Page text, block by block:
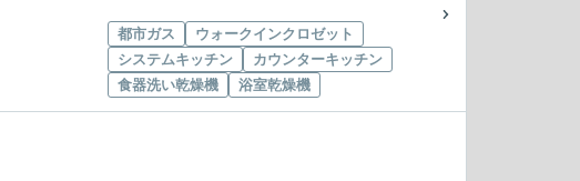
都市ガス
ウォークインクロゼット
システムキッチン
カウンターキッチン
食器洗い乾燥機
浴室乾燥機